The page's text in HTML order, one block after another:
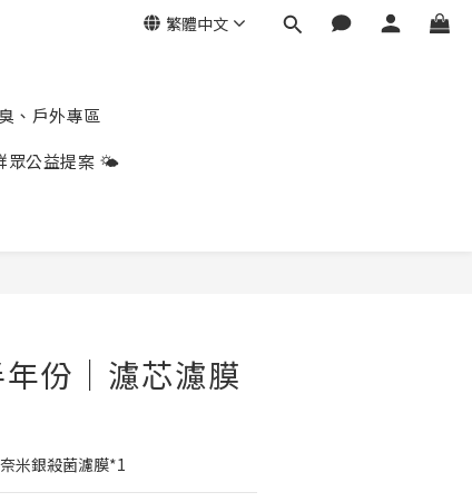
繁體中文
、戶外專區
公益提案 🌤️
份｜濾芯濾膜
米銀殺菌濾膜*1